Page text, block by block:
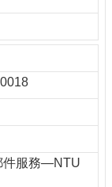
件服務—NTU